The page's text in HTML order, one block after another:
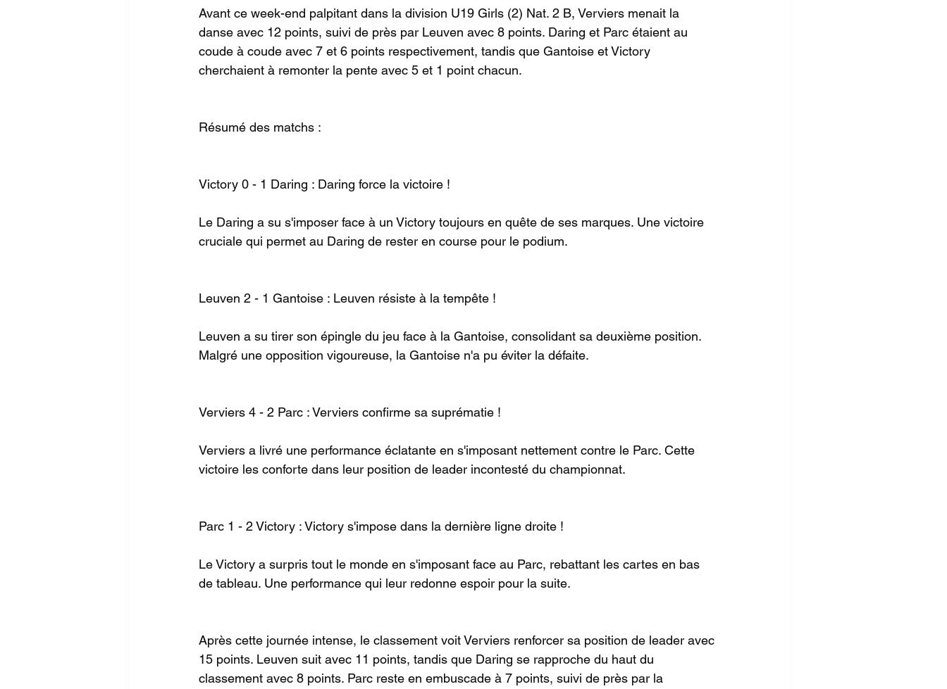
Avant ce week-end palpitant dans la division U19 Girls (2) Nat. 2 B, Verviers menait la
danse avec 12 points, suivi de près par Leuven avec 8 points. Daring et Parc étaient au
coude à coude avec 7 et 6 points respectivement, tandis que Gantoise et Victory
cherchaient à remonter la pente avec 5 et 1 point chacun.
Résumé des matchs :
Victory 0 - 1 Daring : Daring force la victoire !
Le Daring a su s'imposer face à un Victory toujours en quête de ses marques. Une victoire
cruciale qui permet au Daring de rester en course pour le podium.
Leuven 2 - 1 Gantoise : Leuven résiste à la tempête !
Leuven a su tirer son épingle du jeu face à la Gantoise, consolidant sa deuxième position.
Malgré une opposition vigoureuse, la Gantoise n'a pu éviter la défaite.
Verviers 4 - 2 Parc : Verviers confirme sa suprématie !
Verviers a livré une performance éclatante en s'imposant nettement contre le Parc. Cette
victoire les conforte dans leur position de leader incontesté du championnat.
Parc 1 - 2 Victory : Victory s'impose dans la dernière ligne droite !
Le Victory a surpris tout le monde en s'imposant face au Parc, rebattant les cartes en bas
de tableau. Une performance qui leur redonne espoir pour la suite.
Après cette journée intense, le classement voit Verviers renforcer sa position de leader avec
15 points. Leuven suit avec 11 points, tandis que Daring se rapproche du haut du
classement avec 8 points. Parc reste en embuscade à 7 points, suivi de près par la